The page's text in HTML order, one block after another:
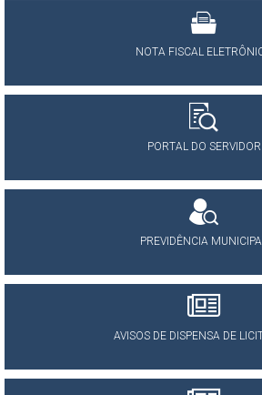
NOTA FISCAL
PORTAL DO SERVIDOR
PREVIDÊNCIA
AVISOS DE DISPENSA DE